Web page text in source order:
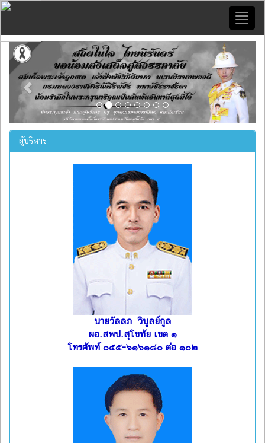
Previous
ผู้บริหาร
นายวัลลภ วิบูลย์กูล
ผอ.สพป.สุโขทัย เขต ๑
โทรศัพท์ ๐๕๕-๖๑๖๑๘๐ ต่อ ๑๐๒